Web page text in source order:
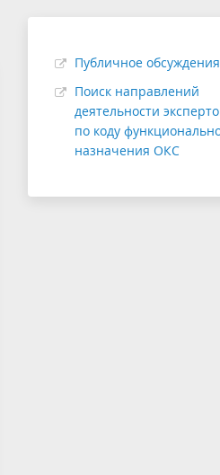
соответствии с п. 45(14)
Проверка сметной стоимости
Экспертиза с применением ТИМ
(рассмотрение ЦИМ)
Публичное обсуждения
Поиск направлений
деятельности
по коду
назначения ОКС